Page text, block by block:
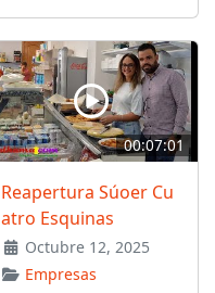
00:07:01
Reapertura Súoer Cu
atro Esquinas
Octubre 12, 2025
Empresas